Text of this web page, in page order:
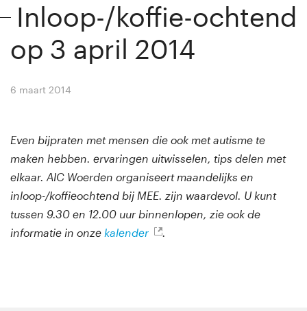
Inloop-/koffie-ochtend
op 3 april 2014
6 maart 2014
Even bijpraten met mensen die ook met autisme te
maken hebben. ervaringen uitwisselen, tips delen met
elkaar. AIC Woerden organiseert maandelijks en
inloop-/koffieochtend bij MEE. zijn waardevol. U kunt
tussen 9.30 en 12.00 uur binnenlopen, zie ook de
informatie in onze kalender .